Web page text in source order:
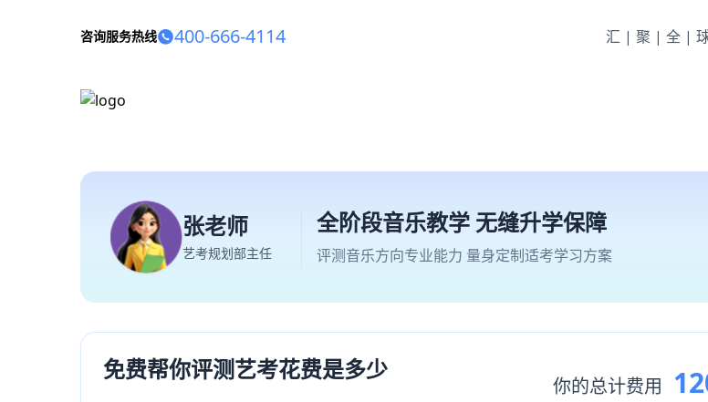
咨询服务热线 400-666-4114 汇|聚|全|
张老师
艺考规划部主任
全阶段音乐教学 无缝升学保障
评测音乐方向专业能力 量身定制适考学习方案
免费帮你评测艺考花费是多少
你的总计费用